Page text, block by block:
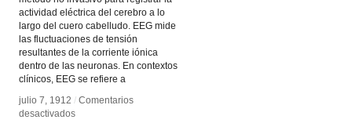
actividad eléctrica del cerebro a lo
largo del cuero cabelludo. EEG mide
las fluctuaciones de tensión
resultantes de la corriente iónica
dentro de las neuronas. En contextos
clínicos, EEG se refiere a
julio 7, 1912 / Comentarios
desactivadosen
julio 7, 1912 / Comentarios
desactivadosen